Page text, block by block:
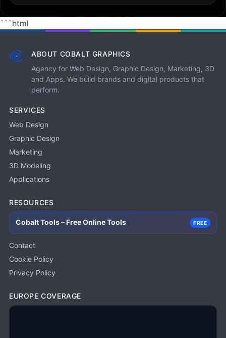
```html
ABOUT COBALT GRAPHICS
Agency for Web Design, Graphic Design, Marketing, 3D
and Apps. We build brands and digital products that
perform.
SERVICES
Web Design
Graphic Design
Marketing
3D Modeling
Applications
RESOURCES
Cobalt Tools – Free Online Tools FREE
Contact
Cookie Policy
Privacy Policy
EUROPE COVERAGE